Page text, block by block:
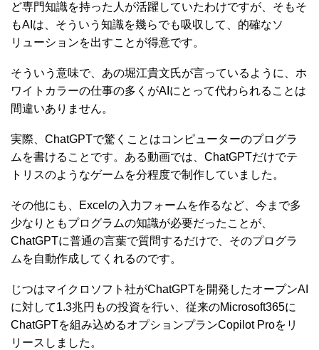
ど専門知識を持った人が活躍していたわけですが、そもそ
もAIは、そういう知識を幾らでも吸収して、的確なソ
リューションを出すことが得意です。
そういう意味で、あの堀江貴文氏が言っているように、ホ
ワイトカラーの仕事の多くがAIにとって代わられることは
間違いありません。
実際、ChatGPTで驚くことはコンピューターのプログラ
ムを書けることです。ある動画では、ChatGPTだけでテ
トリスのようなゲームを分程度で制作していました。
その他にも、Excelの入力フォームを作るなど、今まで多
少なりともプログラムの知識が必要だったことが、
ChatGPTに普通の言葉で質問するだけで、そのプログラ
ムを自動作成してくれるのです。
じつはマイクロソフト社がChatGPTを開発したオープンAI
に対して1.3兆円もの投資を行い、従来のMicrosoft365に
ChatGPTを組み込めるオプションプランCopilot Proをリ
リースしました。